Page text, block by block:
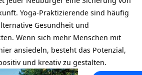
Yoga-Praktizierende sind häufig
Gesundheit und
Wenn sich mehr Menschen mit
ansiedeln, besteht das Potenzial,
und kreativ zu gestalten.